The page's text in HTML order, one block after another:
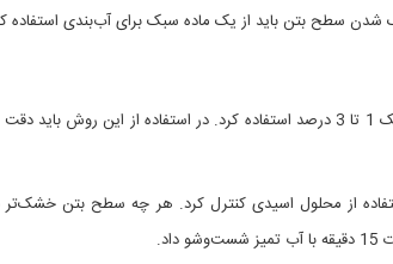
شدن سطح بتن باید از یک ماده سبک برای آب‌بندی استفاده
اگر تغییر رنگ زیاد باید می‌توان از یک محلول اسیدی ملایم مثلاً اسید موریاتیک 1 تا 3 درصد استفاده کرد. در
از محلول اسیدی کنترل کرد. هر چه سطح بتن خشک‌تر